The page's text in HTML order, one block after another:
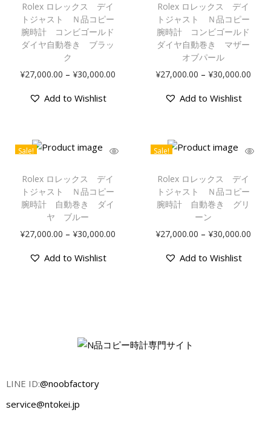
Rolex ロレックス デイ
トジャスト Ｎ品コピー
腕時計 コンビゴールド
ダイヤ自動巻き ブラッ
ク
¥27,000.00 – ¥30,000.00
Add to Wishlist
Rolex ロレックス デイ
トジャスト Ｎ品コピー
腕時計 コンビゴールド
ダイヤ自動巻き マザー
オブパール
¥27,000.00 – ¥30,000.00
Add to Wishlist
Sale!
Rolex ロレックス デイ
トジャスト Ｎ品コピー
腕時計 自動巻き ダイ
ヤ ブルー
¥27,000.00 – ¥30,000.00
Add to Wishlist
Sale!
Rolex ロレックス デイ
トジャスト Ｎ品コピー
腕時計 自動巻き グリ
ーン
¥27,000.00 – ¥30,000.00
Add to Wishlist
LINE ID:@noobfactory
service@ntokei.jp